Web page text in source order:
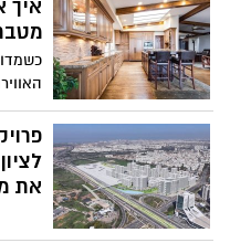
–
שבה
איך
הבית
שילוב
יוקרה,
את